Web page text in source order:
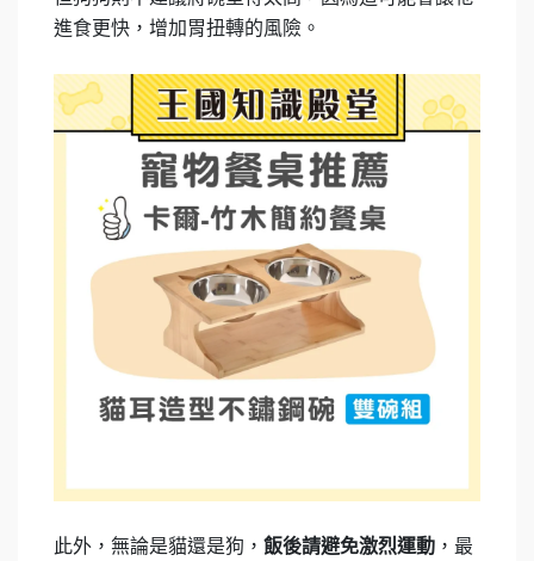
進食更快，增加胃扭轉的風險。
此外，無論是貓還是狗， 飯後請避免激烈運動 ，最